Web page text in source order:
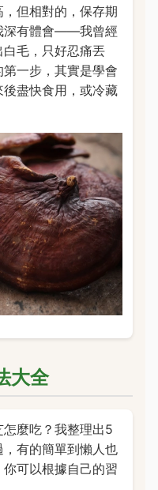
但相對的，保存期
深有體會——我曾經
毛，只好忍痛丟
一步，其實是學會
盡快食用，或冷藏
大全
麼吃？我整理出5
有的簡單到懶人也
可以根據自己的習